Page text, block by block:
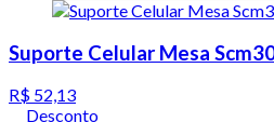
Suporte Celular Mesa
R$ 52,13
Desconto